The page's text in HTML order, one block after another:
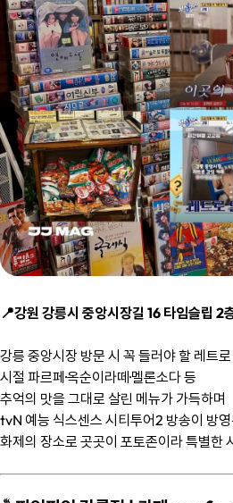
📍강원 강릉시 중앙시장길 16 타임슬립 2
강릉 중앙시장 방문 시 꼭 들러야 할 레트
시절 파르페·옥순이라떼·멜론소다 등
추억의 맛을 그대로 살린 메뉴가 가득하며
tvN 예능 식스센스 시티투어2 방송이 방영
화제의 장소로 곳곳이 포토존이라 특별한